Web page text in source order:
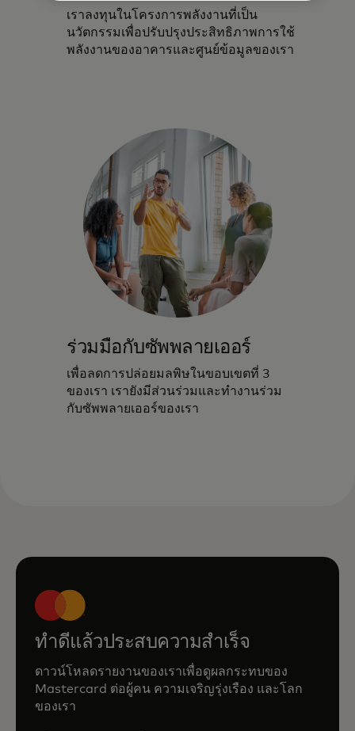
เราลงทุนในโครงการพลังงานที่เป็น
นวัตกรรมเพื่อปรับปรุงประสิทธิภาพการใช้
พลังงานของอาคารและศูนย์ข้อมูลของเรา
ร่วมมือกับซัพพลายเออร์
เพื่อลดการปล่อยมลพิษในขอบเขตที่ 3
ของเรา เรายังมีส่วนร่วมและทำงานร่วม
กับซัพพลายเออร์ของเรา
ทำดีแล้วประสบความสำเร็จ
ดาวน์โหลดรายงานของเราเพื่อดูผลกระทบของ
Mastercard ต่อผู้คน ความเจริญรุ่งเรือง และโลก
ของเรา